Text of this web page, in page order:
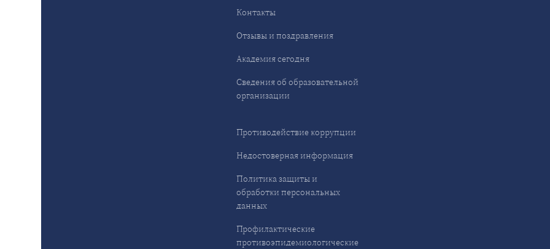
Контакты
Отзывы и поздравления
Академия сегодня
Сведения об образовательной
организации
Противодействие коррупции
Недостоверная информация
Политика защиты и
обработки персональных
данных
Профилактические
противоэпидемиологические